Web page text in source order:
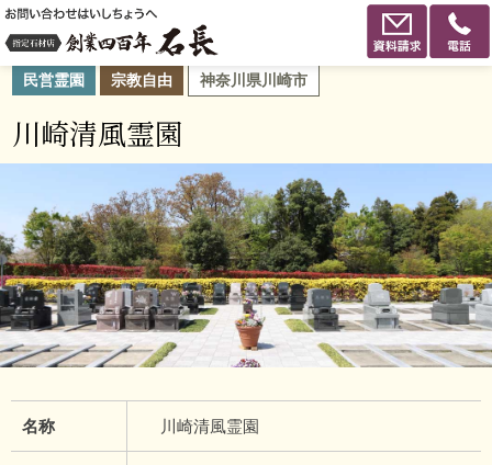
民営霊園 宗教自由 神奈川県川崎市
川崎清風霊園
名称 川崎清風霊園